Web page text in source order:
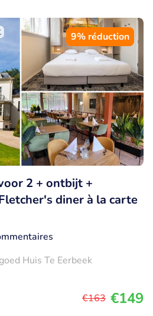
9% réduction
2 + ontbijt +
diner à la carte
Huis Te Eerbeek
€163 €149